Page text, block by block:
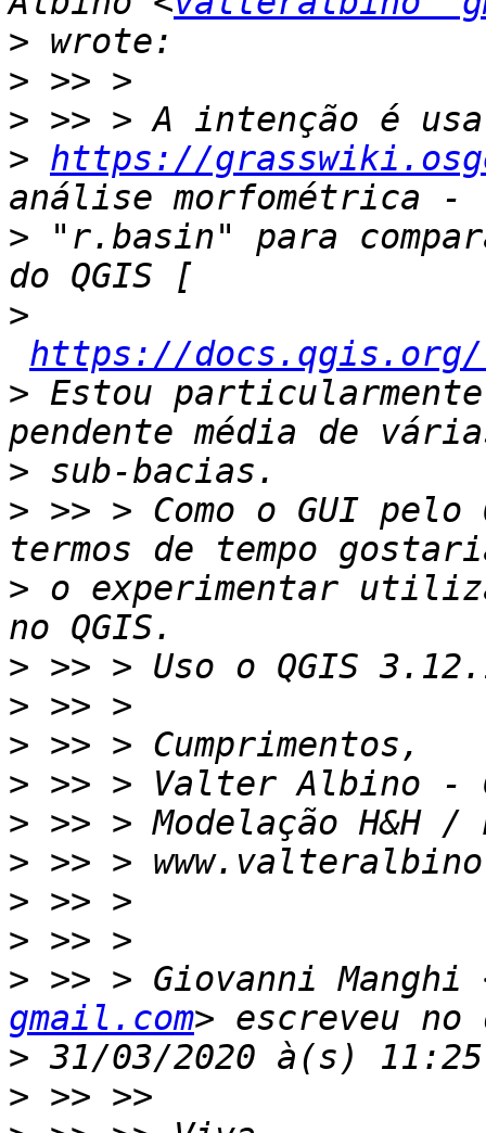
>
>
>
> https://
> "r.basin" para
>
https://docs.qgis.org/
> Estou
>
> >> > Como o GUI pelo
> o experimentar
>
>
>
>
>
>
>
>
> >> > Giovanni Manghi
gmail.com
>
>